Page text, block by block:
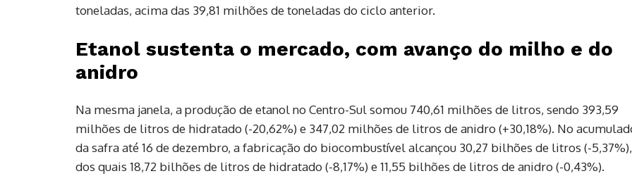
toneladas, acima das 39,81 milhões de toneladas do ciclo anterior.
Etanol sustenta o mercado, com avanço do milho e do
anidro
Na mesma janela, a produção de etanol no Centro-Sul somou 740,61 milhões de litros, sendo 393,59
milhões de litros de hidratado (-20,62%) e 347,02 milhões de litros de anidro (+30,18%). No
da safra até 16 de dezembro, a fabricação do biocombustível alcançou 30,27 bilhões de litros (-5,37%),
dos quais 18,72 bilhões de litros de hidratado (-8,17%) e 11,55 bilhões de litros de anidro (-0,43%).